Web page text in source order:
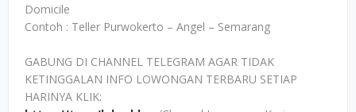
Domicile
Contoh : Teller Purwokerto – Angel – Semarang
GABUNG DI CHANNEL TELEGRAM AGAR TIDAK
KETINGGALAN INFO LOWONGAN TERBARU SETIAP
HARINYA KLIK: